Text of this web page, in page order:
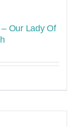
Our Lady Of